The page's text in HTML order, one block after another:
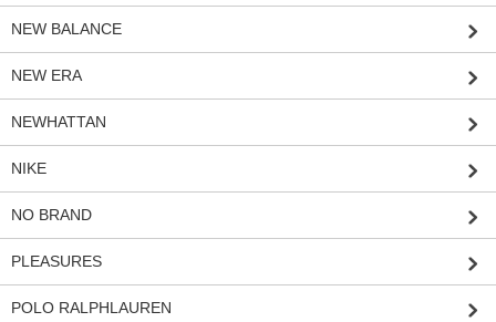
NEW BALANCE
NEW ERA
NEWHATTAN
NIKE
NO BRAND
PLEASURES
POLO RALPHLAUREN